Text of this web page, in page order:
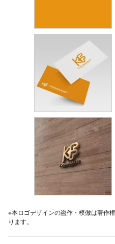
※本ロゴデザインの盗作・模倣は著作
ります。